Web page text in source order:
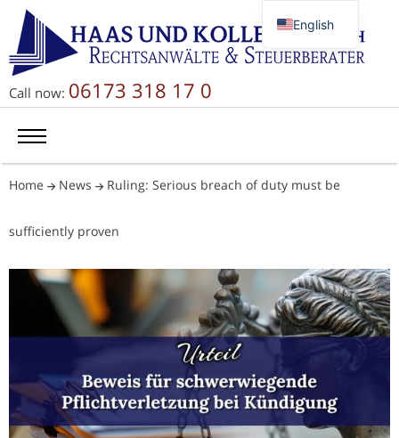
Call now: 06173 318 17 0
Home News Ruling: Serious breach of duty must be
sufficiently proven
English
Deutsch
简体中文